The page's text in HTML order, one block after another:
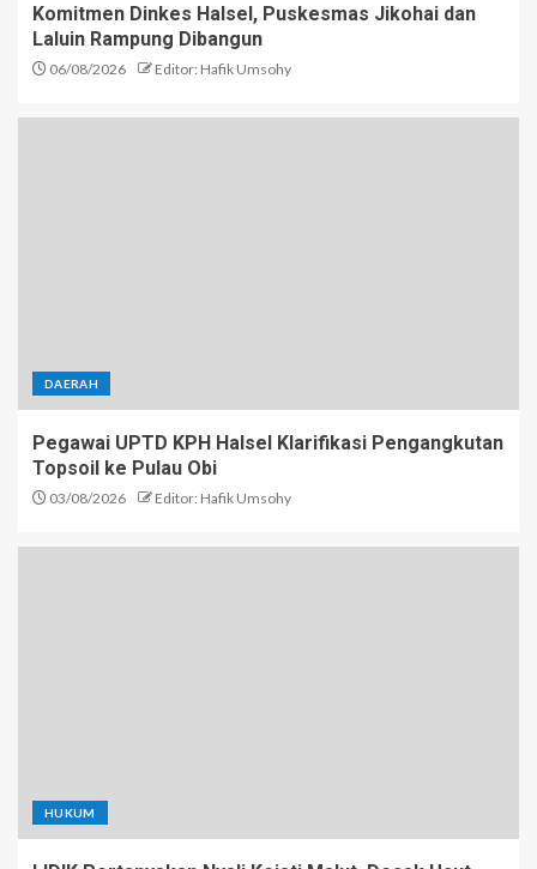
Komitmen Dinkes Halsel, Puskesmas Jikohai dan
Laluin Rampung Dibangun
06/08/2026 Editor: Hafik Umsohy
DAERAH
Pegawai UPTD KPH Halsel Klarifikasi Pengangkutan
Topsoil ke Pulau Obi
03/08/2026 Editor: Hafik Umsohy
HUKUM